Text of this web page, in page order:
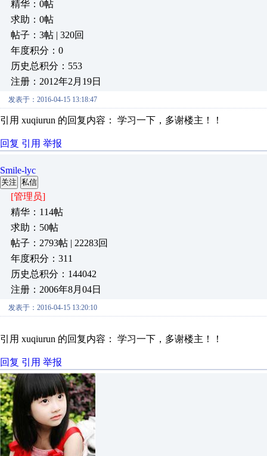
精华：0帖
求助：0帖
帖子：3帖 | 320回
年度积分：0
历史总积分：553
注册：2012年2月19日
发表于：2016-04-15 13:18:47
引用 xuqiurun 的回复内容： 学习一下，多谢楼主！！
回复 引用 举报
Smile-lyc
关注 私信
[管理员]
精华：114帖
求助：50帖
帖子：2793帖 | 22283回
年度积分：311
历史总积分：144042
注册：2006年8月04日
发表于：2016-04-15 13:20:10
引用 xuqiurun 的回复内容： 学习一下，多谢楼主！！
回复 引用 举报